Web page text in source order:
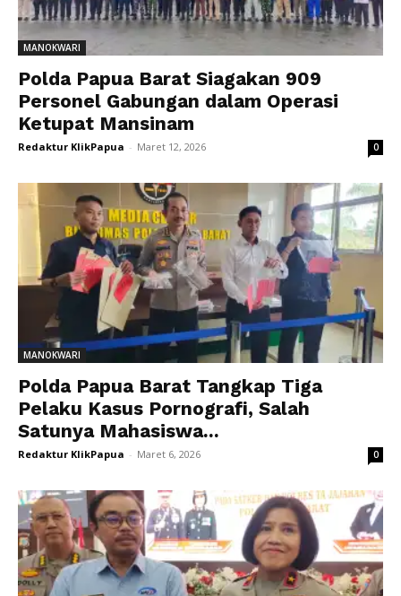
MANOKWARI
Polda Papua Barat Siagakan 909
Personel Gabungan dalam Operasi
Ketupat Mansinam
Redaktur KlikPapua - Maret 12, 2026 0
MANOKWARI
Polda Papua Barat Tangkap Tiga
Pelaku Kasus Pornografi, Salah
Satunya Mahasiswa...
Redaktur KlikPapua - Maret 6, 2026 0